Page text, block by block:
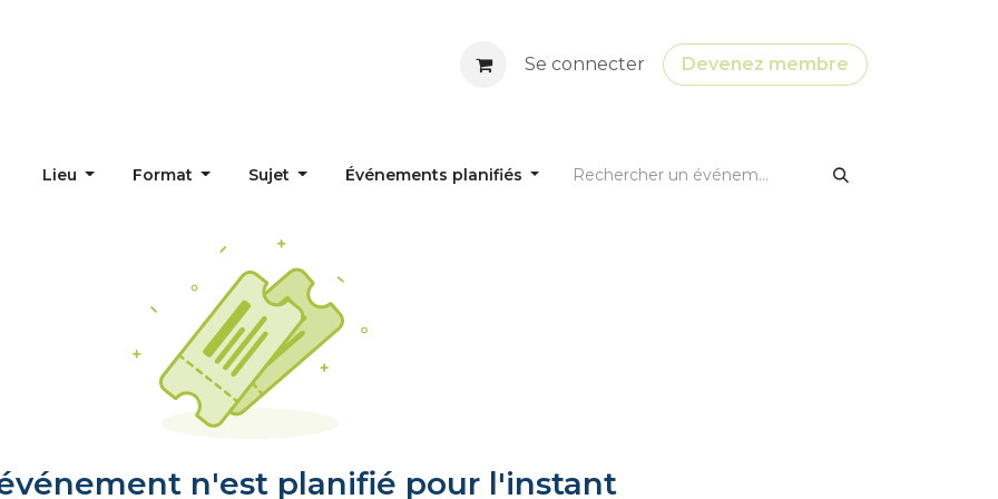
Se connecter Devenez membre
Lieu Format Sujet Événements planifiés
n'est planifié pour l'instant